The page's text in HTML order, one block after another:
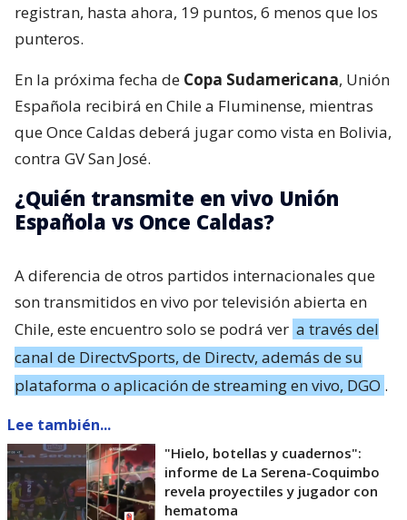
registran, hasta ahora, 19 puntos, 6 menos que los
punteros.
En la próxima fecha de Copa Sudamericana, Unión
Española recibirá en Chile a Fluminense, mientras
que Once Caldas deberá jugar como vista en Bolivia,
contra GV San José.
¿Quién transmite en vivo Unión
Española vs Once Caldas?
A diferencia de otros partidos internacionales que
son transmitidos en vivo por televisión abierta en
Chile, este encuentro solo se podrá ver a través del
canal de DirectvSports, de Directv, además de su
plataforma o aplicación de streaming en vivo, DGO .
Lee también...
"Hielo, botellas y cuadernos":
informe de La Serena-Coquimbo
revela proyectiles y jugador con
hematoma